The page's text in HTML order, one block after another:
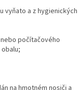
vyňato a z hygienických
počítačového